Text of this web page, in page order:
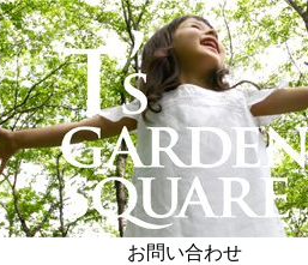
お問い合わせ